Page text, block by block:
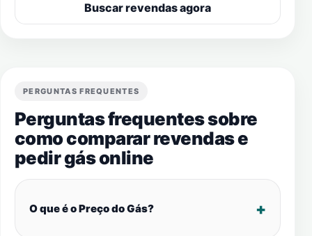
Buscar revendas agora
PERGUNTAS FREQUENTES
Perguntas frequentes sobre
como comparar revendas e
pedir gás online
O que é o Preço do Gás?